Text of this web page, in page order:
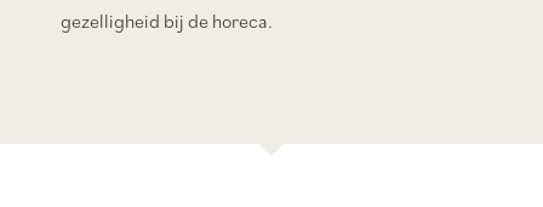
gezelligheid bij de horeca.